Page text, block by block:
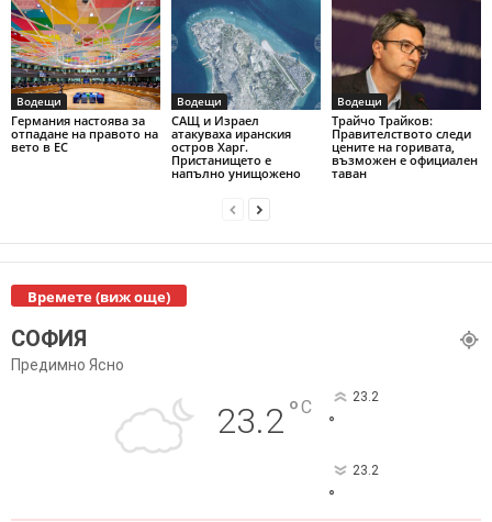
Водещи
Германия настоява за
отпадане на правото на
вето в ЕС
Водещи
САЩ и Израел
атакуваха иранския
остров Харг.
Пристанището е
напълно унищожено
Водещи
Трайчо Трайков:
Правителството следи
цените на горивата,
възможен е официален
таван
Времете (виж още)
СОФИЯ
Предимно Ясно
23.2°C 23.2
°
23.2
°